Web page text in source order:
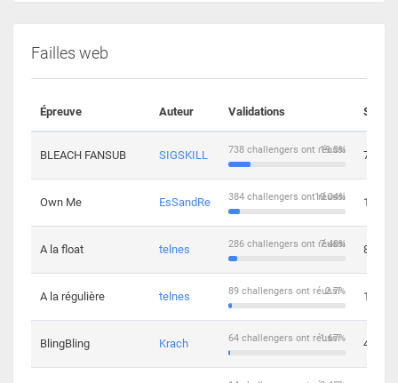
Failles web
Épreuve Auteur Validations
BLEACH FANSUB SIGSKILL 19.3%
738 challengers ont réussi 7
Own Me EsSandRe 10.04%
384 challengers ont réussi 13
A la float telnes 7.48%
286 challengers ont réussi 8
A la régulière telnes 2.7%
89 challengers ont réussi 10
BlingBling Krach 1.67%
64 challengers ont réussi 4